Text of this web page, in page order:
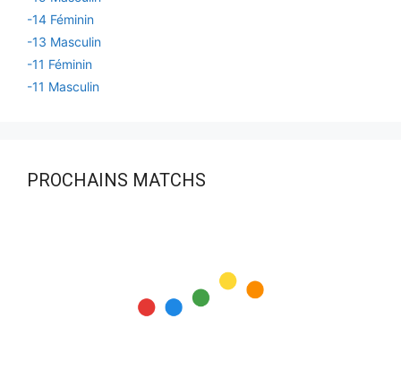
-14 Féminin
-13 Masculin
-11 Féminin
-11 Masculin
PROCHAINS MATCHS